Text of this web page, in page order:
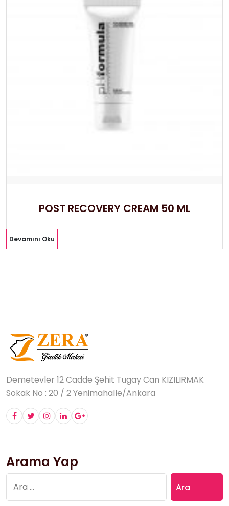
POST RECOVERY CREAM 50 ML
Devamını Oku
Demetevler 12 Cadde Şehit Tugay Can KIZILIRMAK
Sokak No : 20 / 2 Yenimahalle/Ankara
Arama Yap